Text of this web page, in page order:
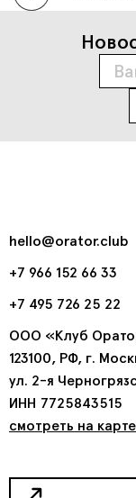
hello@orator.club
+7 966 152 66 33
+7 495 726 25 22
ООО «Клуб
123100, РФ, г.
ул. 2-я
ИНН 7725843515
смотреть на карте